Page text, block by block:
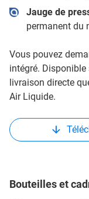
Jauge de
permanent du
Vous pouvez
intégré.
livraison directe
Air Liquide.
Bouteilles et